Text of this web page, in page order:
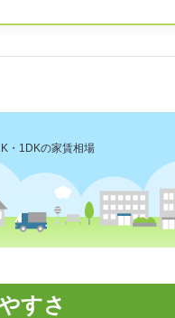
・1DKの家賃相場
すさ